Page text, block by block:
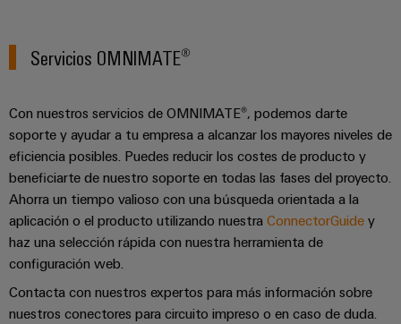
Servicios OMNIMATE®
Con nuestros servicios de OMNIMATE®, podemos darte
soporte y ayudar a tu empresa a alcanzar los mayores niveles de
eficiencia posibles. Puedes reducir los costes de producto y
beneficiarte de nuestro soporte en todas las fases del proyecto.
Ahorra un tiempo valioso con una búsqueda orientada a la
aplicación o el producto utilizando nuestra ConnectorGuide y
haz una selección rápida con nuestra herramienta de
configuración web.
Contacta con nuestros expertos para más información sobre
nuestros conectores para circuito impreso o en caso de duda.